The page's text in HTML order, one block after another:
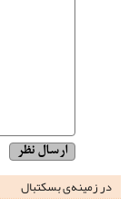
در زمینه‌ی بسکتبال